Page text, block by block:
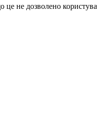
не дозволено